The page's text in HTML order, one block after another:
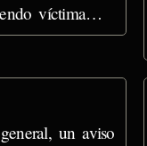
víctima…
un aviso